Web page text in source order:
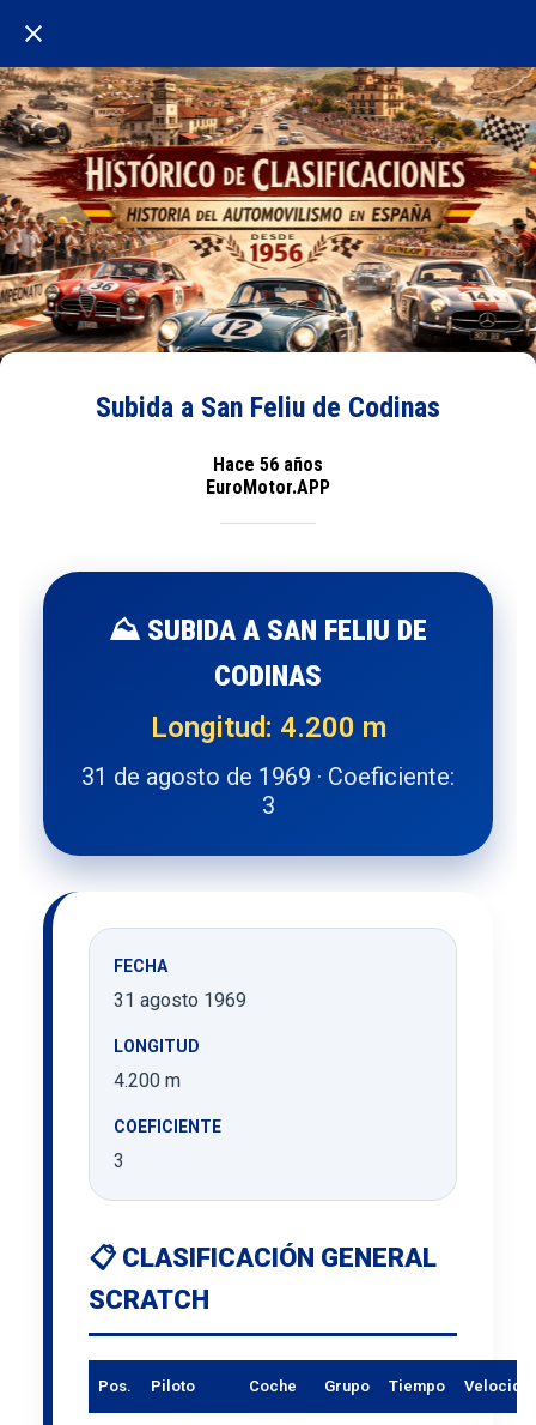
Subida a San Feliu de Codinas
Hace 56 años
EuroMotor.APP
⛰️ SUBIDA A SAN FELIU DE
CODINAS
Longitud: 4.200 m
31 de agosto de 1969 · Coeficiente:
3
FECHA
31 agosto 1969
LONGITUD
4.200 m
COEFICIENTE
3
📋 CLASIFICACIÓN GENERAL
SCRATCH
Pos. Piloto Coche Grupo Tiempo